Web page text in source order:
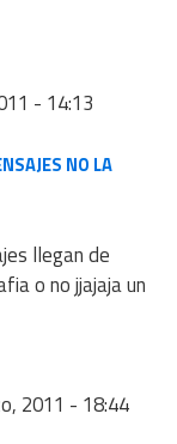
- 14:13
NO LA
llegan de
o no jjajaja un
2011 - 18:44